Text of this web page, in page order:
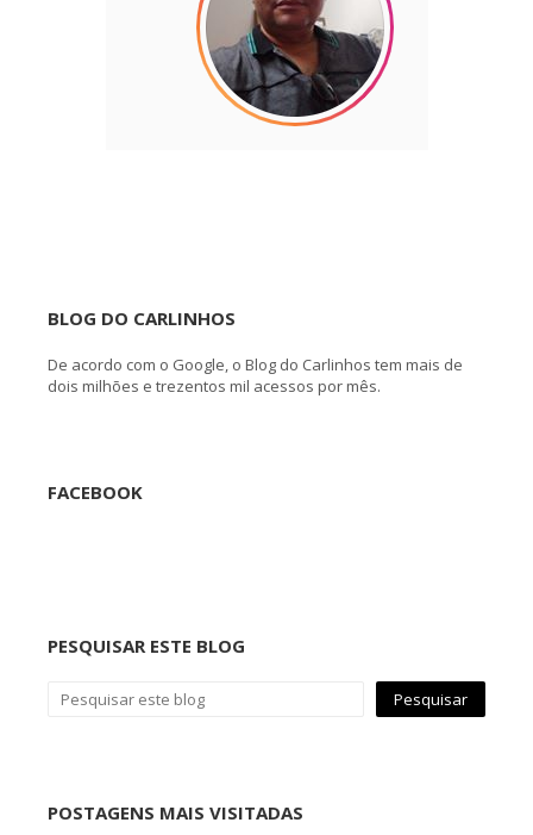
BLOG DO CARLINHOS
De acordo com o Google, o Blog do Carlinhos tem mais de
dois milhões e trezentos mil acessos por mês.
FACEBOOK
PESQUISAR ESTE BLOG
POSTAGENS MAIS VISITADAS